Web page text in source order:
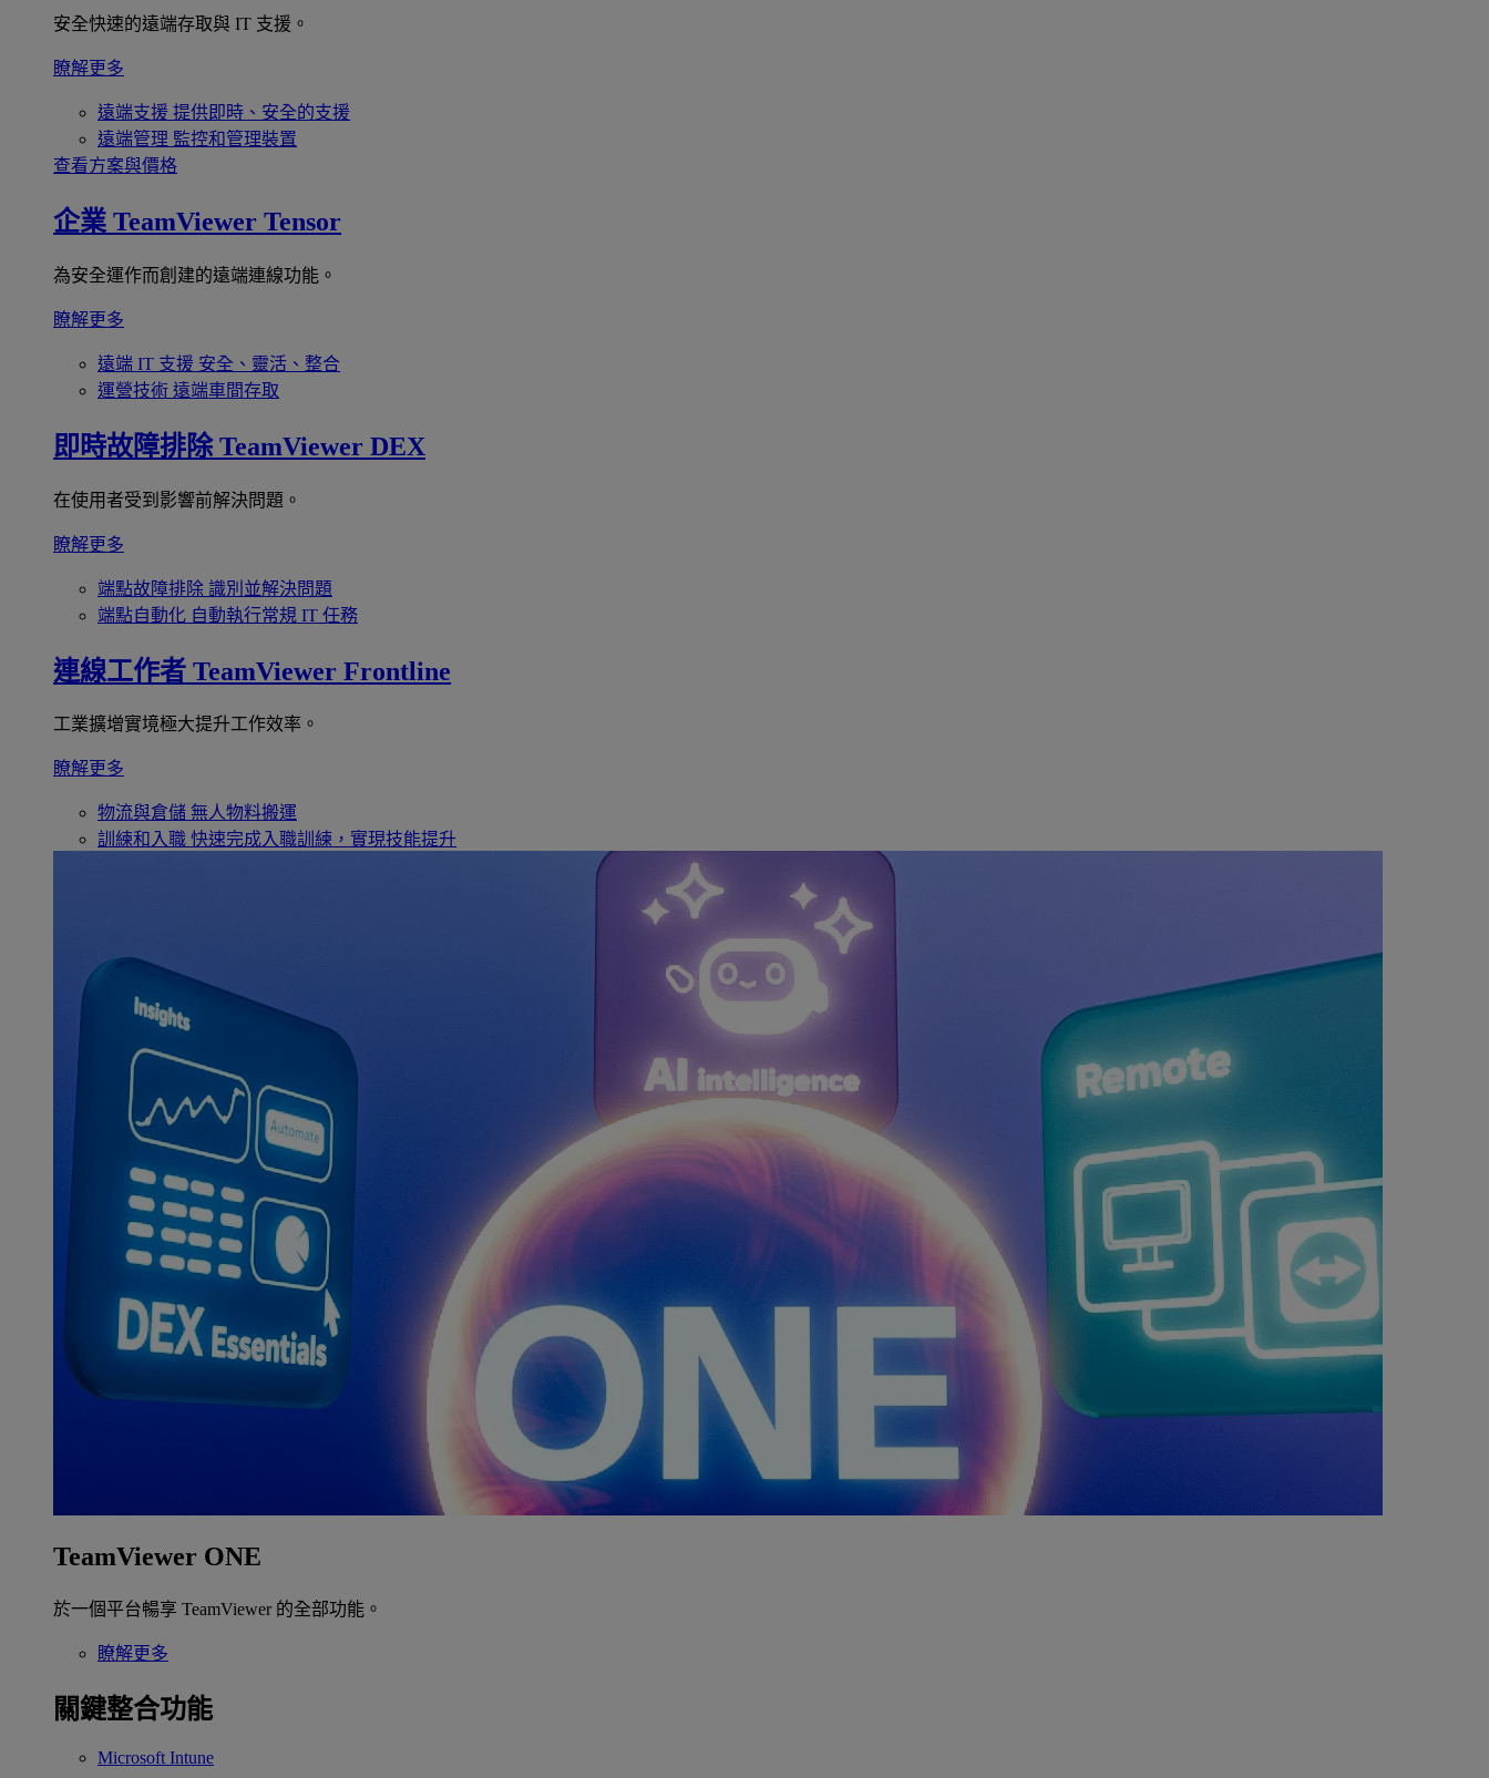
安全快速的遠端存取與 IT 支援。
瞭解更多
遠端支援 提供即時、安全的支援
遠端管理 監控和管理裝置
查看方案與價格
企業 TeamViewer Tensor
為安全運作而創建的遠端連線功能。
瞭解更多
遠端 IT 支援 安全、靈活、整合
運營技術 遠端車間存取
即時故障排除 TeamViewer DEX
在使用者受到影響前解決問題。
瞭解更多
端點故障排除 識別並解決問題
端點自動化 自動執行常規 IT 任務
連線工作者 TeamViewer Frontline
工業擴增實境極大提升工作效率。
瞭解更多
物流與倉儲 無人物料搬運
訓練和入職 快速完成入職訓練，實現技能提升
TeamViewer ONE
於一個平台暢享 TeamViewer 的全部功能。
瞭解更多
關鍵整合功能
Microsoft Intune